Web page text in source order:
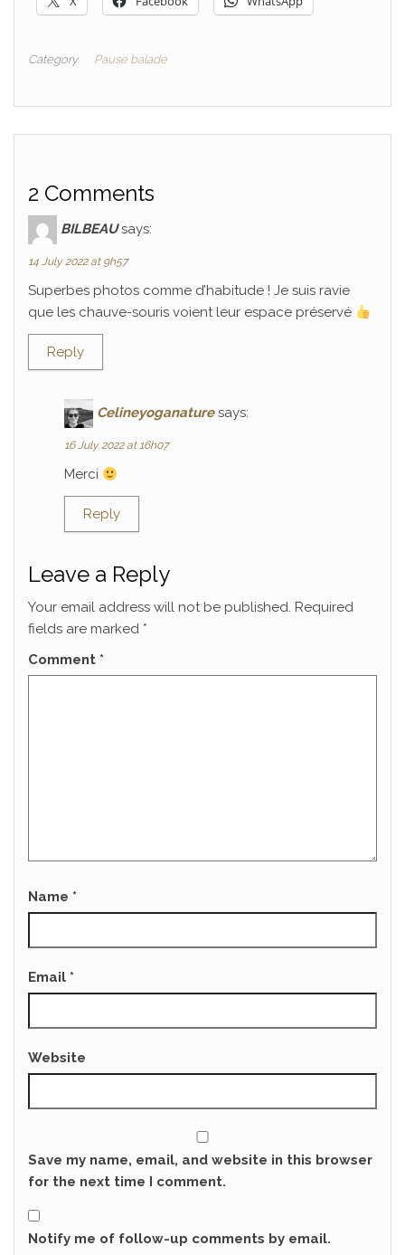
Category Pause balade
2 Comments
BILBEAU says:
14 July 2022 at 9h57
Superbes photos comme d’habitude ! Je suis ravie
que les chauve-souris voient leur espace préservé
Reply
Celineyoganature says:
16 July 2022 at 16h07
Merci
Reply
Leave a Reply
Your email address will not be published. Required
fields are marked *
Comment *
Name *
Email *
Website
Save my name, email, and website in this browser
for the next time I comment.
Notify me of follow-up comments by email.